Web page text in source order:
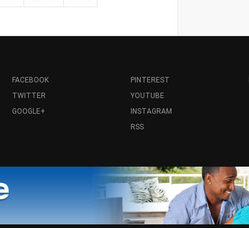
FACEBOOK
TWITTER
GOOGLE+
PINTEREST
YOUTUBE
INSTAGRAM
RSS